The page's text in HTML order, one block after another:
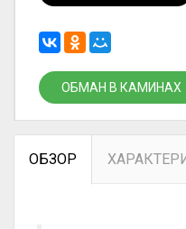
ОБМАН В КАМИНАХ
ОБЗОР